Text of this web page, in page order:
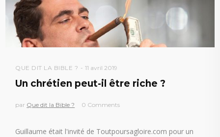
QUE DIT LA BIBLE ? 11 avril 2019
Un chrétien peut-il être riche ?
par Que dit la Bible ? 0 Comments
Guillaume était l'invité de Toutpoursagloire.com pour un